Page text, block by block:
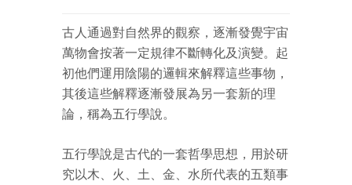
古人通過對自然界的觀察，逐漸發覺宇宙
萬物會按著一定規律不斷轉化及演變。起
初他們運用陰陽的邏輯來解釋這些事物，
其後這些解釋逐漸發展為另一套新的理
論，稱為五行學說。
五行學說是古代的一套哲學思想，用於研
究以木、火、土、金、水所代表的五類事